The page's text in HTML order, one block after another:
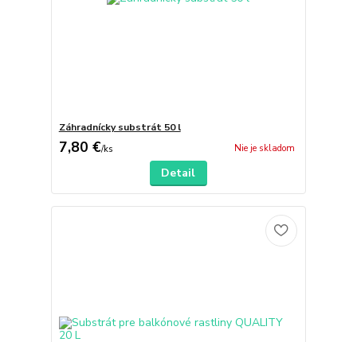
Záhradnícky substrát 50 l
7,80 €/ks Nie je skladom
Detail